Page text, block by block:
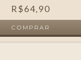
R$64,90